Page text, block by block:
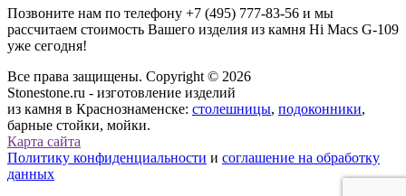
Позвоните нам по телефону +7 (495) 777-83-56 и мы
рассчитаем стоимость Вашего изделия из камня Hi Macs G-109
уже сегодня!
Все права защищены. Copyright © 2026
Stonestone.ru - изготовление изделий
из камня в Краснознаменске: столешницы, подоконники,
барные стойки, мойки.
Карта сайта
Политику конфиденциальности и соглашение на обработку
данных